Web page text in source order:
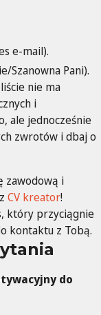
e-mail).
Szanowna Pani).
nie ma
i
ale jednocześnie
zwrotów i dbaj o
zawodową i
CV kreator!
który przyciągnie
kontaktu z Tobą.
do